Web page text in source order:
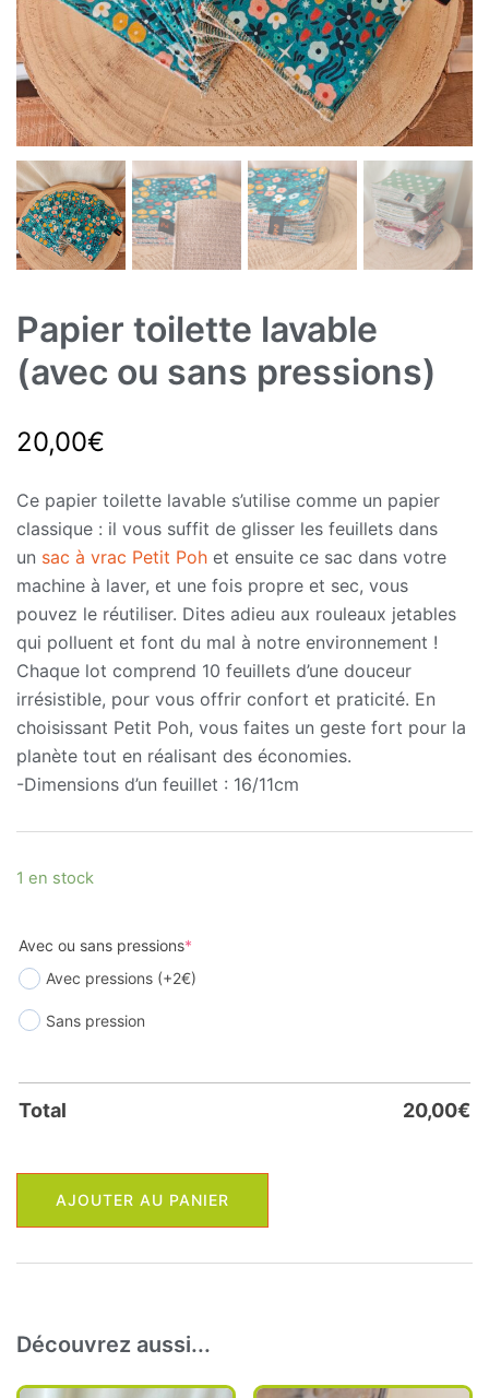
Papier toilette lavable
(avec ou sans pressions)
20,00€
Ce papier toilette lavable s’utilise comme un papier
classique : il vous suffit de glisser les feuillets dans
un sac à vrac Petit Poh et ensuite ce sac dans votre
machine à laver, et une fois propre et sec, vous
pouvez le réutiliser. Dites adieu aux rouleaux jetables
qui polluent et font du mal à notre environnement !
Chaque lot comprend 10 feuillets d’une douceur
irrésistible, pour vous offrir confort et praticité. En
choisissant Petit Poh, vous faites un geste fort pour la
planète tout en réalisant des économies.
-Dimensions d’un feuillet : 16/11cm
1 en stock
Avec ou sans pressions*
Avec pressions (+2€)
Sans pression
Total 20,00€
ou
sans
AJOUTER AU PANIER
Découvrez aussi...